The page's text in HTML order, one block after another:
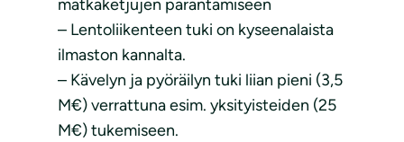
matkaketjujen parantamiseen
– Lentoliikenteen tuki on kyseenalaista
ilmaston kannalta.
– Kävelyn ja pyöräilyn tuki liian pieni (3,5
M€) verrattuna esim. yksityisteiden (25
M€) tukemiseen.